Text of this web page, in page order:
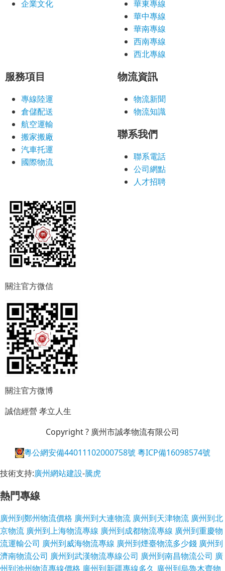
企業文化
華東專線
華中專線
華南專線
西南專線
西北專線
服務項目
專線陸運
倉儲配送
航空運輸
搬家搬廠
汽車托運
國際物流
物流資訊
物流新聞
物流知識
聯系我們
聯系電話
公司網點
人才招聘
關注官方微信
關注官方微博
誠信經營孝立人生
Copyright ? 廣州市誠孝物流有限公司
粵公網安備44011102000758號 粵ICP備16098574號
技術支持:廣州網站建設-騰虎
熱門專線
廣州到鄭州物流價格 廣州到大連物流 廣州到天津物流 廣州到北
京物流 廣州到上海物流專線 廣州到成都物流專線 廣州到重慶物
流運輸公司 廣州到威海物流專線 廣州到煙臺物流多少錢 廣州到
濟南物流公司 廣州到武漢物流專線公司 廣州到南昌物流公司 廣
州到池州物流專線價格 廣州到新疆專線多久 廣州到烏魯木齊物